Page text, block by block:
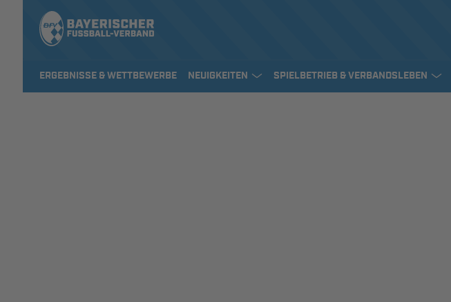
ERGEBNISSE & WETTBEWERBE NEUIGKEITEN SPIELBETRIEB & VERBANDSLEBEN